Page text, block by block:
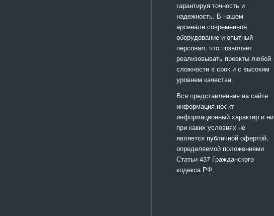
гарантируя точность и
надежность. В нашем
арсенале современное
оборудование и опытный
персонал, что позволяет
реализовывать проекты любой
сложности в срок и с высоким
уровнем качества.
Вся представленная на сайте
информация носит
информационный характер и ни
при каких условиях не
является публичной офертой,
определяемой положениями
Статьи 437 Гражданского
кодекса РФ.